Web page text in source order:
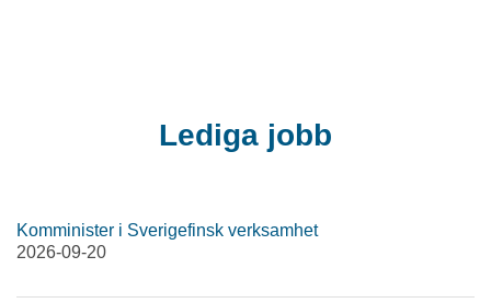
Lediga jobb
Komminister i Sverigefinsk verksamhet
2026-09-20